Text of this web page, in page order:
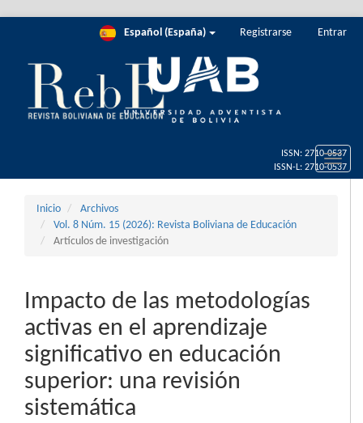
página
Barra
lateral
Español (España) Registrarse Entrar
Toggle
Inicio
Archivos
Vol. 8 Núm. 15 (2026): Revista Boliviana de Educación
Artículos de investigación
Impacto de las metodologías
activas en el aprendizaje
significativo en educación
superior: una revisión
sistemática